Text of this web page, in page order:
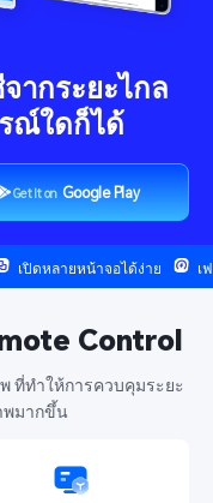
ากระยะไกล
ณ์ใดก็ได้
Get It on Google Play
  เปิดหลายหน้าจอได้ง่าย
Control
ที่ทำให้การควบคุมระยะ
พมากขึ้น